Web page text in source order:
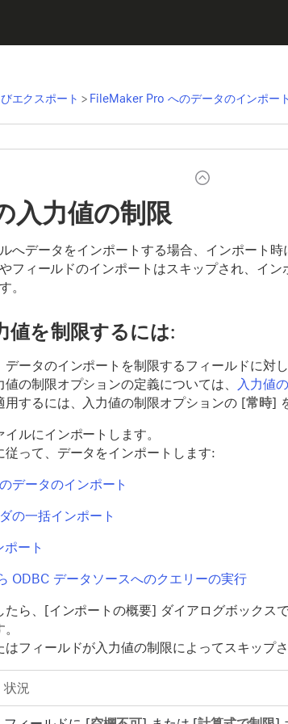
エクスポート > FileMaker Pro へのデータのインポート
入力値の制限
へデータをインポートする場合、インポート
フィールドのインポートはスキップされ、イ
。
値を制限するには:
ータのインポートを制限するフィールドに対
の制限オプションの定義については、
入力値
するには、入力値の制限オプションの [常時]
ルにインポートします。
って、データをインポートします:
データのインポート
の一括インポート
ート
ODBC データソースへのクエリーの実行
たら、[インポートの概要] ダイアログボックス
フィールドが入力値の制限によってスキップ
状況